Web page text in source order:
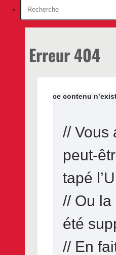
Erreur 404
ce contenu
// Vous
peut-
tapé
// Ou la
été
// En